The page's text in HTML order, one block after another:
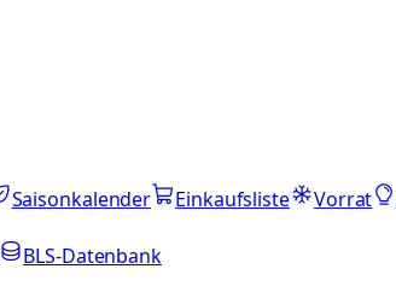
Saisonkalender Einkaufsliste Vorrat
BLS-Datenbank